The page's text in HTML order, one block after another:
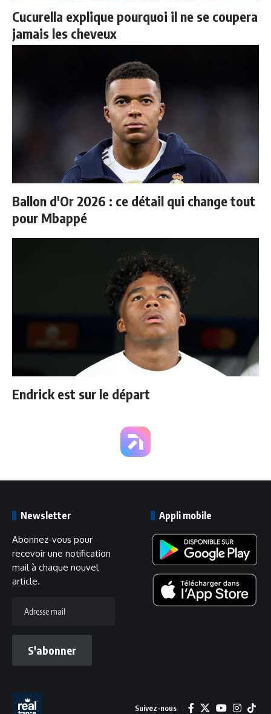
Cucurella explique pourquoi il ne se coupera
jamais les cheveux
Ballon d'Or 2026 : ce détail qui change tout
pour Mbappé
Endrick est sur le départ
Newsletter
Abonnez-vous pour
recevoir une notification
mail à chaque nouvel
article.
mail
S'abonner
Appli mobile
Suivez-nous